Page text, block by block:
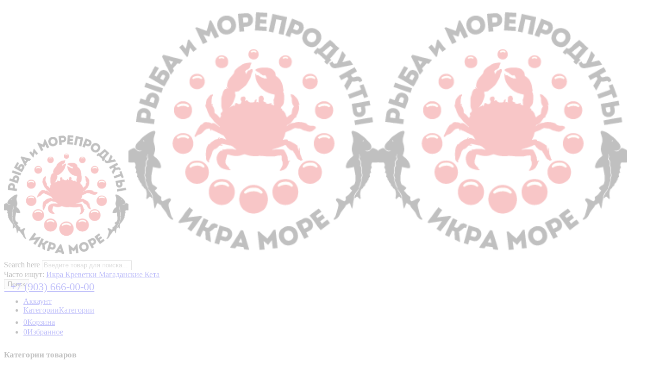
Search here
Часто ищут: Икра Креветки Магаданские Кета
Поиск
+7 (903) 666-00-00
Аккаунт
КатегорииКатегории
0Корзина
0Избранное
Категории товаров